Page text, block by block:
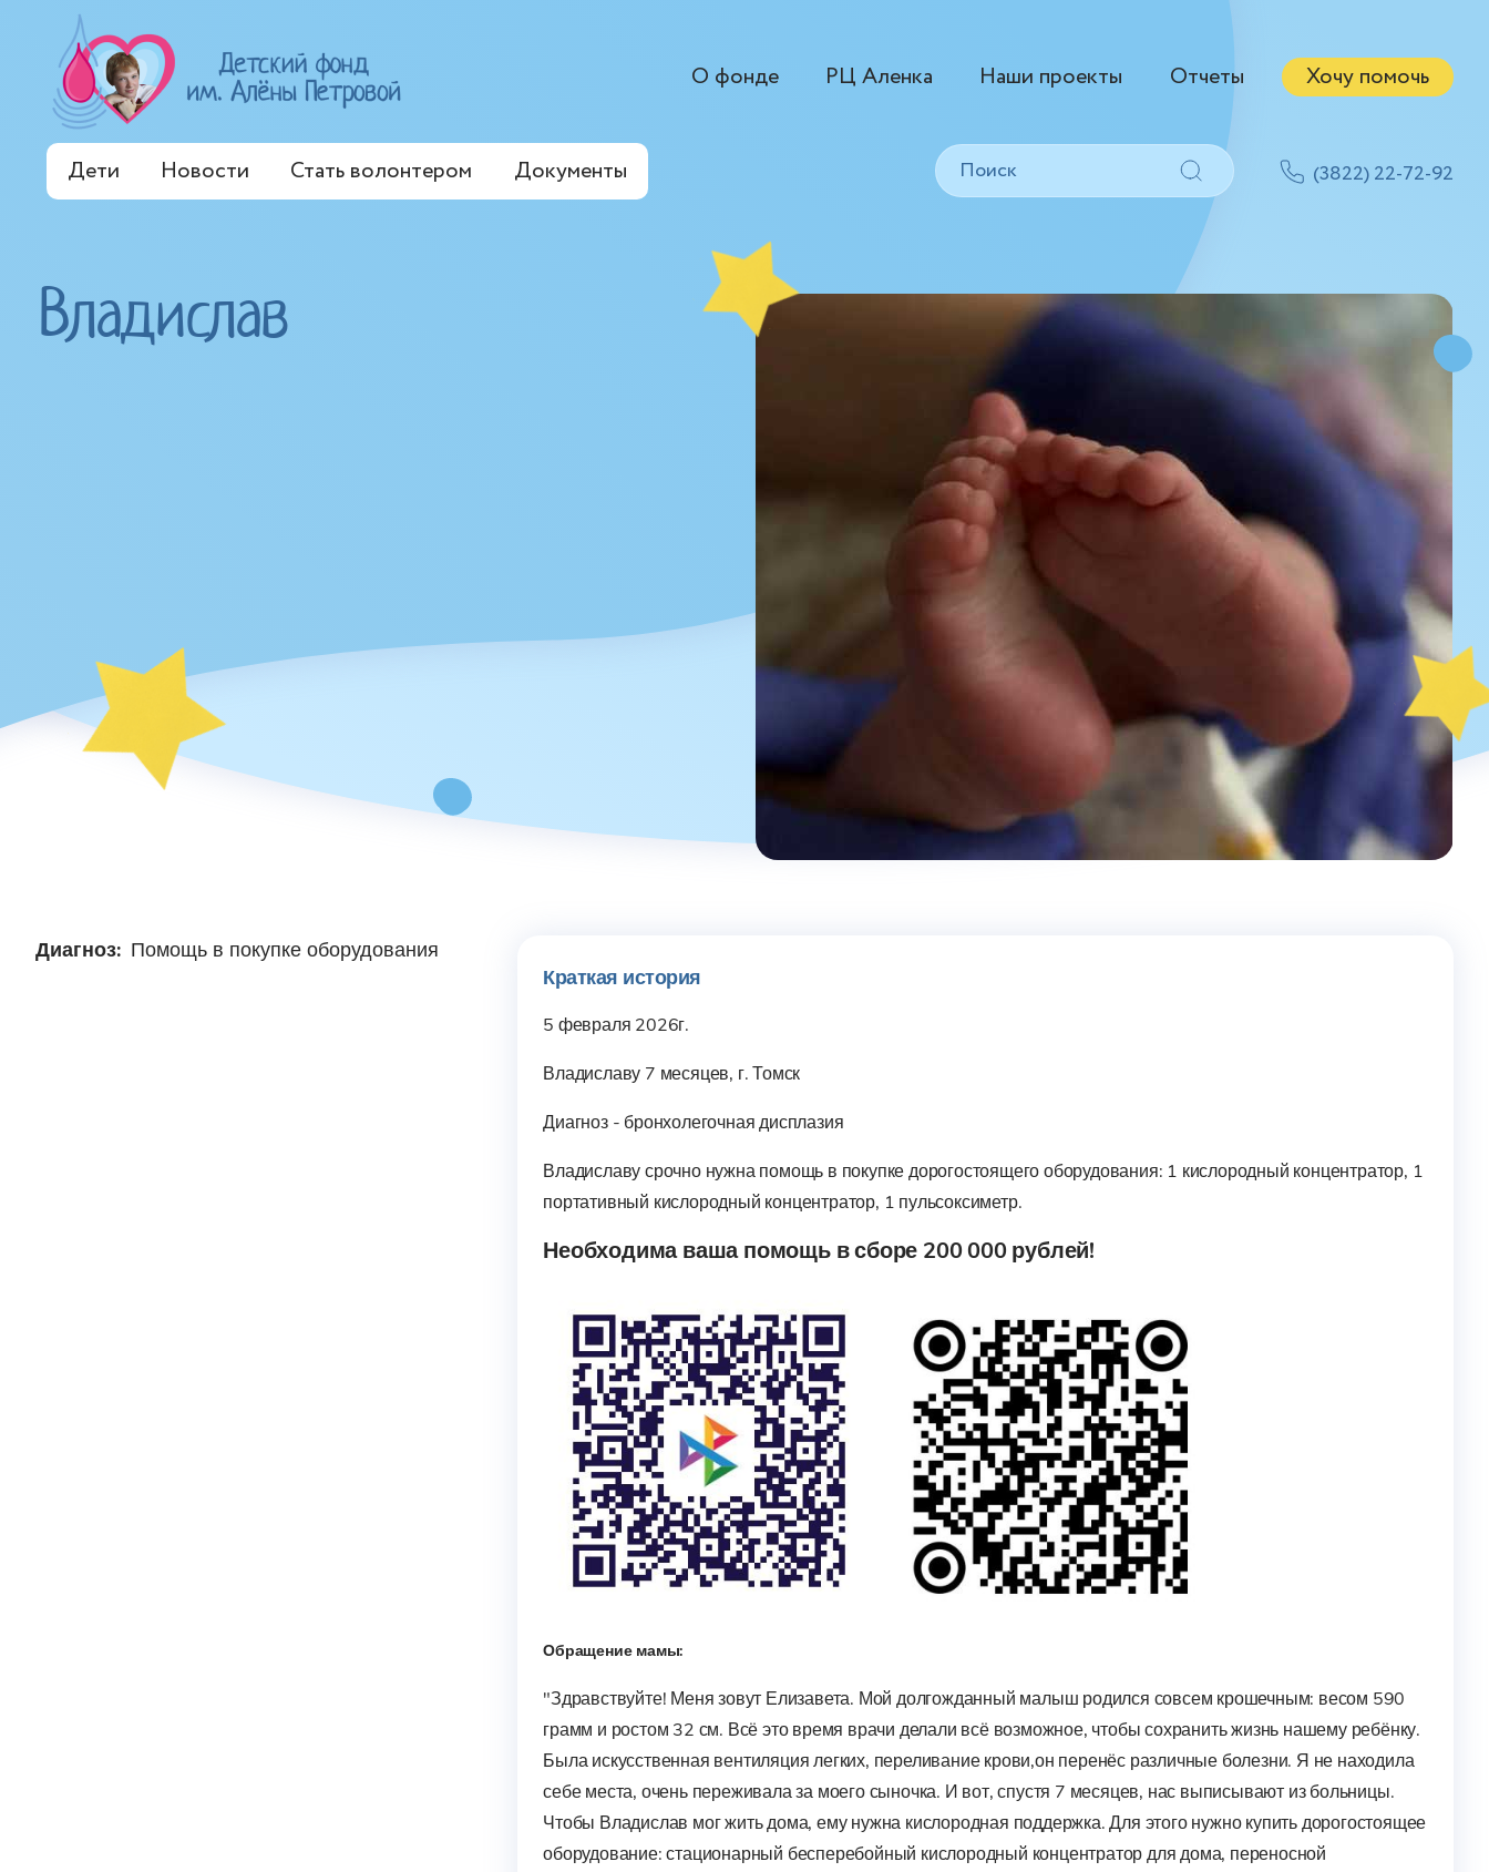
О фонде РЦ Аленка Наши проекты Отчеты Хочу помочь
Дети Новости Стать волонтером Документы (3822) 22-72-92
Владислав
Диагноз: Помощь в покупке оборудования
Краткая история
5 февраля 2026г.
Владиславу 7 месяцев, г. Томск
Диагноз - бронхолегочная дисплазия
Владиславу срочно нужна помощь в покупке дорогостоящего оборудования: 1 кислородный концентратор, 1
портативный кислородный концентратор, 1 пульсоксиметр.
Необходима ваша помощь в сборе 200 000 рублей!
Обращение мамы:
"Здравствуйте! Меня зовут Елизавета. Мой долгожданный малыш родился совсем крошечным: весом 590
грамм и ростом 32 см. Всё это время врачи делали всё возможное, чтобы сохранить жизнь нашему ребёнку.
Была искусственная вентиляция легких, переливание крови,он перенёс различные болезни. Я не находила
себе места, очень переживала за моего сыночка. И вот, спустя 7 месяцев, нас выписывают из больницы.
Чтобы Владислав мог жить дома, ему нужна кислородная поддержка. Для этого нужно купить дорогостоящее
оборудование: стационарный бесперебойный кислородный концентратор для дома, переносной